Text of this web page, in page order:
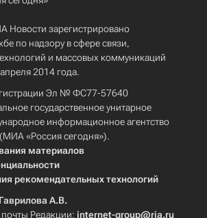
Новости зарегистрировано
по надзору в сфере связи,
и массовых коммуникаций
2014 года.
Эл № ФС77-57640
государственное унитарное
информационное агентство
(МИА «Россия сегодня»).
материалов
рекомендательных технологий
Гаврилова А.В.
Редакции: internet-group@ria.ru